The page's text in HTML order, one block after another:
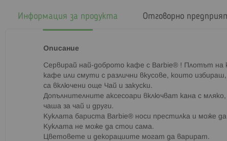
Информация за продукта
Описание
Сервирай най-доброто кафе с Barbie® ! Плотът на
кафе или смути с различни вкусове, които
са включени още Чай и закуски.
Допълнителните аксесоари включват кана с
чаша за чай и други.
Куклата бариста Barbie® носи престилка и може
Куклата не може да стои сама.
Цветовете и декорациите могат да варират.
Отговорно